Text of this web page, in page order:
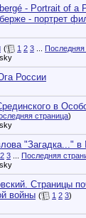
- Portrait of a
- портрет
( 1 2 3 Последняя
России
в
страница)
"Загадка..."
2 3 Последняя
Страницы
войны ( 1 2 3)